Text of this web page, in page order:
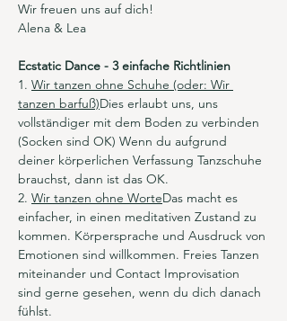
Wir freuen uns auf dich!
Alena & Lea
Ecstatic Dance - 3 einfache Richtlinien
1. Wir tanzen ohne Schuhe (oder: Wir
tanzen barfuß)Dies erlaubt uns, uns
vollständiger mit dem Boden zu verbinden
(Socken sind OK) Wenn du aufgrund
deiner körperlichen Verfassung Tanzschuhe
brauchst, dann ist das OK.
2. Wir tanzen ohne WorteDas macht es
einfacher, in einen meditativen Zustand zu
kommen. Körpersprache und Ausdruck von
Emotionen sind willkommen. Freies Tanzen
miteinander und Contact Improvisation
sind gerne gesehen, wenn du dich danach
fühlst.